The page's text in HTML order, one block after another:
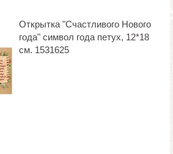
Открытка "Счастливого Нового
года" символ года петух, 12*18
см. 1531625